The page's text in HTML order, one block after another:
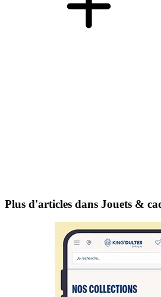
Plus d'articles dans Jouets &